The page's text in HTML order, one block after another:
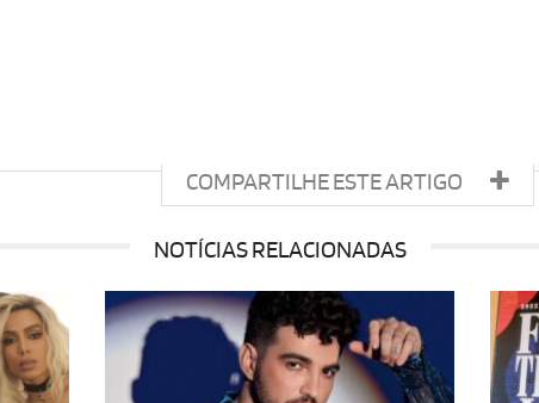
COMPARTILHE ESTE ARTIGO
NOTÍCIAS RELACIONADAS